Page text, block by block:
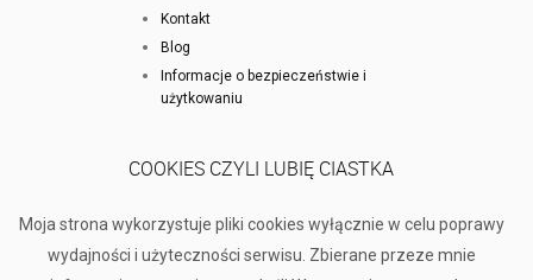
Kontakt
Blog
Informacje o bezpieczeństwie i
użytkowaniu
COOKIES CZYLI LUBIĘ CIASTKA
Moja strona wykorzystuje pliki cookies wyłącznie w celu poprawy
wydajności i użyteczności serwisu. Zbierane przeze mnie